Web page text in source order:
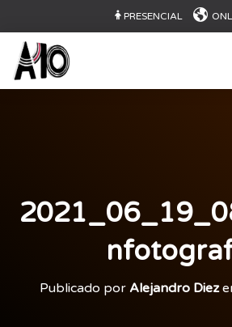
PRESENCIAL
Publicado por Alejandro Diez